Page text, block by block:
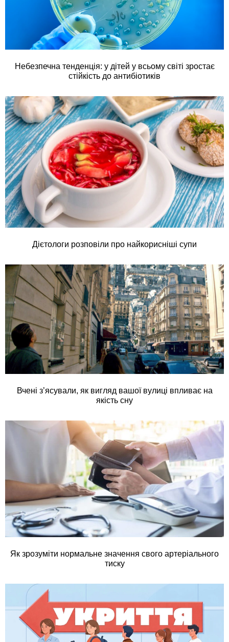
Небезпечна тенденція: у дітей у всьому світі зростає
стійкість до антибіотиків
Дієтологи розповіли про найкорисніші супи
Вчені з’ясували, як вигляд вашої вулиці впливає на
якість сну
Як зрозуміти нормальне значення свого артеріального
тиску